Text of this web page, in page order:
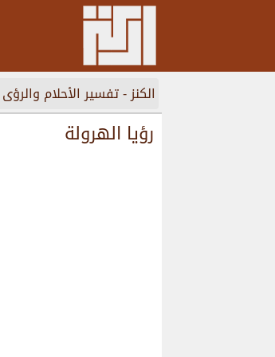
الكنز-تفسير الأحلام والرؤى
رؤيا الهرولة